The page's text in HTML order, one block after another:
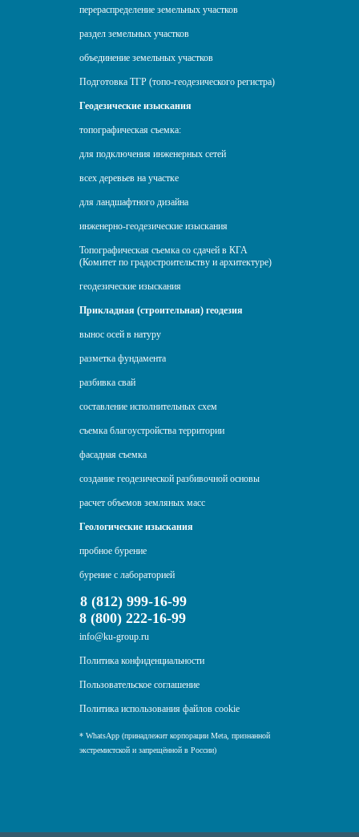
перераспределение земельных участков
раздел земельных участков
объединение земельных участков
Подготовка ТГР (топо-геодезического регистра)
Геодезические изыскания
топографическая съемка:
для подключения инженерных сетей
всех деревьев на участке
для ландшафтного дизайна
инженерно-геодезические изыскания
Топографическая съемка со сдачей в КГА
(Комитет по градостроительству и архитектуре)
геодезические изыскания
Прикладная (строительная) геодезия
вынос осей в натуру
разметка фундамента
разбивка свай
составление исполнительных схем
съемка благоустройства территории
фасадная съемка
создание геодезической разбивочной основы
расчет объемов земляных масс
Геологические изыскания
пробное бурение
бурение с лабораторией
8 (812) 999-16-99
8 (800) 222-16-99
info@ku-group.ru
Политика конфиденциальности
Пользовательское соглашение
Политика использования файлов cookie
* WhatsApp (принадлежит корпорации Meta, признанной
экстремистской и запрещённой в России)